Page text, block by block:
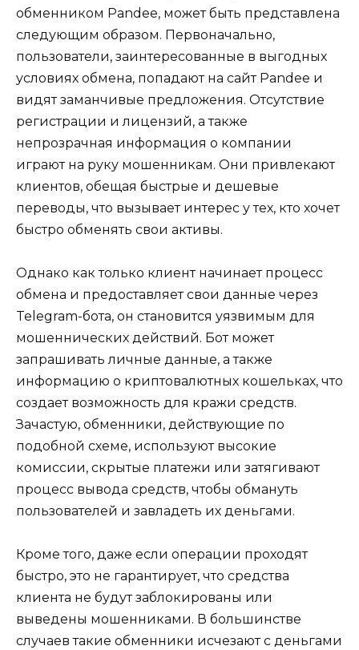
обменником Pandee, может быть представлена
следующим образом. Первоначально,
пользователи, заинтересованные в выгодных
условиях обмена, попадают на сайт Pandee и
видят заманчивые предложения. Отсутствие
регистрации и лицензий, а также
непрозрачная информация о компании
играют на руку мошенникам. Они привлекают
клиентов, обещая быстрые и дешевые
переводы, что вызывает интерес у тех, кто хочет
быстро обменять свои активы.
Однако как только клиент начинает процесс
обмена и предоставляет свои данные через
Telegram-бота, он становится уязвимым для
мошеннических действий. Бот может
запрашивать личные данные, а также
информацию о криптовалютных кошельках, что
создает возможность для кражи средств.
Зачастую, обменники, действующие по
подобной схеме, используют высокие
комиссии, скрытые платежи или затягивают
процесс вывода средств, чтобы обмануть
пользователей и завладеть их деньгами.
Кроме того, даже если операции проходят
быстро, это не гарантирует, что средства
клиента не будут заблокированы или
выведены мошенниками. В большинстве
случаев такие обменники исчезают с деньгами